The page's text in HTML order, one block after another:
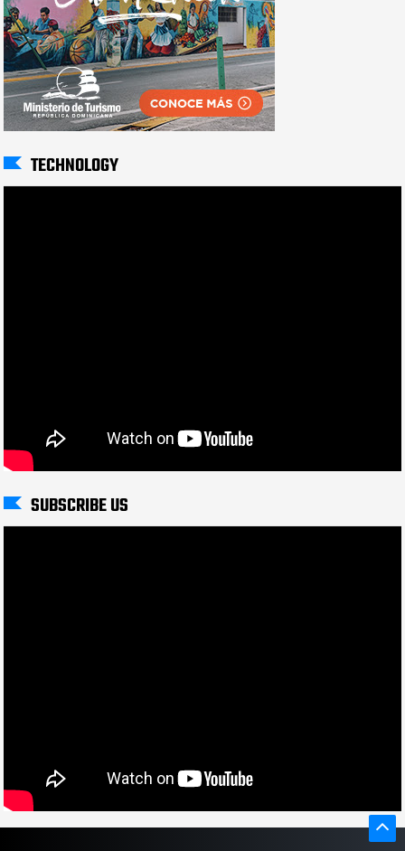
TECHNOLOGY
SUBSCRIBE US